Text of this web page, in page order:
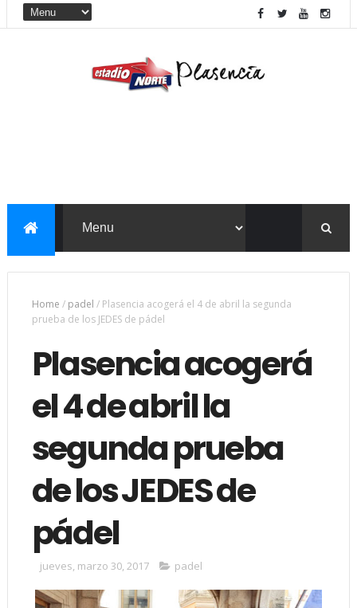
Home / padel / Plasencia acogerá el 4 de abril la segunda
prueba de los JEDES de pádel
Plasencia acogerá
el 4 de abril la
segunda prueba
de los JEDES de
pádel
jueves, marzo 30, 2017 padel